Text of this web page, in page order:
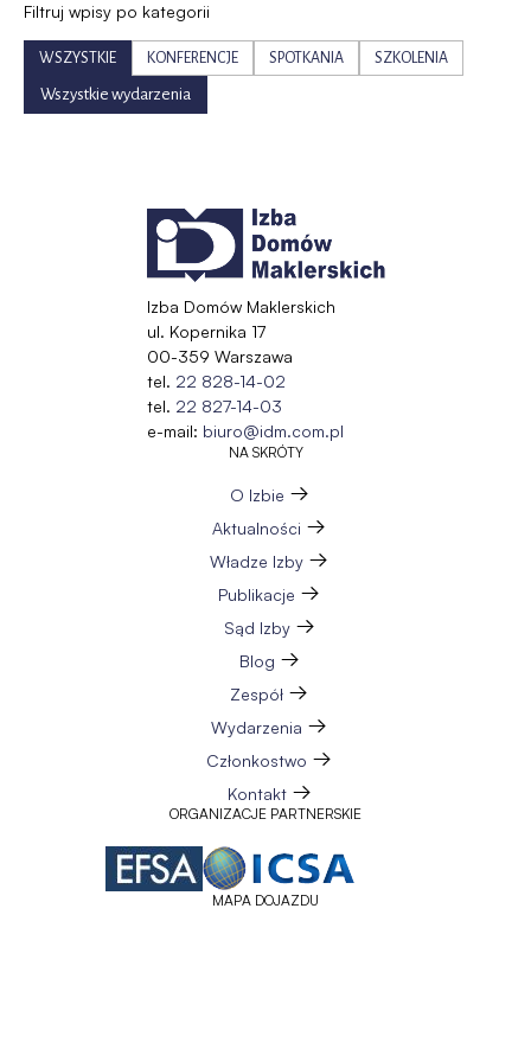
Filtruj wpisy po kategorii
WSZYSTKIE KONFERENCJE SPOTKANIA SZKOLENIA
Wszystkie wydarzenia
Izba Domów Maklerskich
ul. Kopernika 17
00-359 Warszawa
tel. 22 828-14-02
tel. 22 827-14-03
e-mail: biuro@idm.com.pl
NA SKRÓTY
O Izbie
Aktualności
Władze Izby
Publikacje
Sąd Izby
Blog
Zespół
Wydarzenia
Członkostwo
Kontakt
ORGANIZACJE PARTNERSKIE
MAPA DOJAZDU